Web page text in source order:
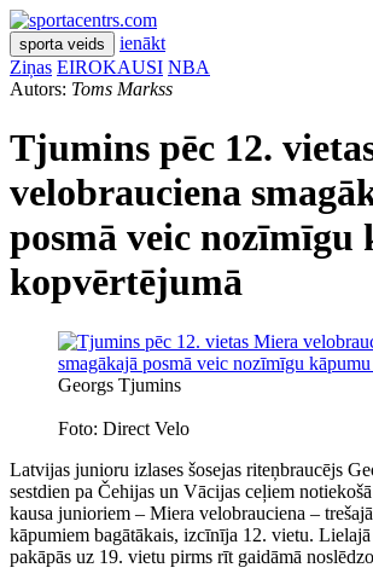
sporta veids
ienākt
Ziņas EIROKAUSI NBA
Autors: Toms Markss
Tjumins pēc 12.
velobrauciena
posmā veic nozīmīgu
kopvērtējumā
Georgs Tjumins
Foto: Direct Velo
Latvijas junioru izlases šosejas riteņbraucējs
sestdien pa Čehijas un Vācijas ceļiem
kausa junioriem – Miera velobrauciena –
kāpumiem bagātākais, izcīnīja 12. vietu.
pakāpās uz 19. vietu pirms rīt gaidāmā